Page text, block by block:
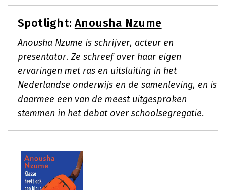
Spotlight: Anousha Nzume
Anousha Nzume is schrijver, acteur en
presentator. Ze schreef over haar eigen
ervaringen met ras en uitsluiting in het
Nederlandse onderwijs en de samenleving, en is
daarmee een van de meest uitgesproken
stemmen in het debat over schoolsegregatie.